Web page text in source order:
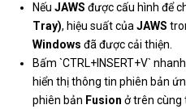
Nếu JAWS được cấu hình để
Tray), hiệu suất của JAWS
Windows đã được cải thiện.
Bấm `CTRL+INSERT+V`
hiển thị thông tin phiên bản
phiên bản Fusion ở trên cùng